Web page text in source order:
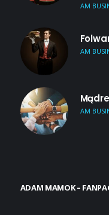
AM
AM
AM
ADAM MAMOK –